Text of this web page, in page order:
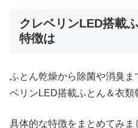
クレベリンLED搭載
特徴は
ふとん乾燥から除菌や消臭
ベリンLED搭載ふとん＆衣類
具体的な特徴をまとめてみま